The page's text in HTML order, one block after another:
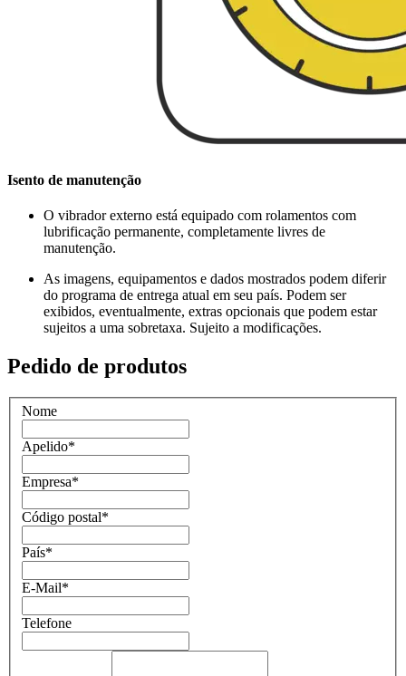
Isento de manutenção
O vibrador externo está equipado com rolamentos com
lubrificação permanente, completamente livres de
manutenção.
As imagens, equipamentos e dados mostrados podem diferir
do programa de entrega atual em seu país. Podem ser
exibidos, eventualmente, extras opcionais que podem estar
sujeitos a uma sobretaxa. Sujeito a modificações.
Pedido de produtos
Nome
Apelido*
Empresa*
Código postal*
País*
E-Mail*
Telefone